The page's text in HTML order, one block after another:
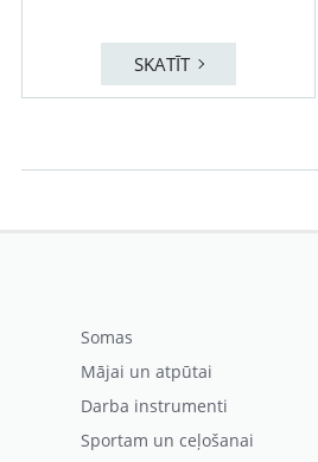
SKATĪT
Somas
Mājai un atpūtai
Darba instrumenti
Sportam un ceļošanai